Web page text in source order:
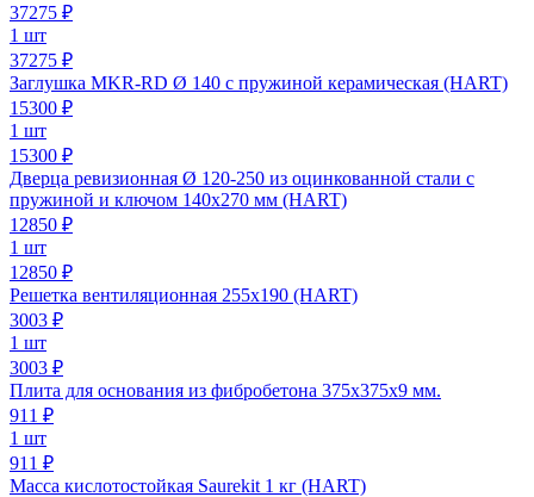
37275 ₽
1 шт
37275 ₽
Заглушка MKR-RD Ø 140 с пружиной керамическая (HART)
15300 ₽
1 шт
15300 ₽
Дверца ревизионная Ø 120-250 из оцинкованной стали с
пружиной и ключом 140х270 мм (HART)
12850 ₽
1 шт
12850 ₽
Решетка вентиляционная 255х190 (HART)
3003 ₽
1 шт
3003 ₽
Плита для основания из фибробетона 375х375х9 мм.
911 ₽
1 шт
911 ₽
Масса кислотостойкая Saurekit 1 кг (HART)